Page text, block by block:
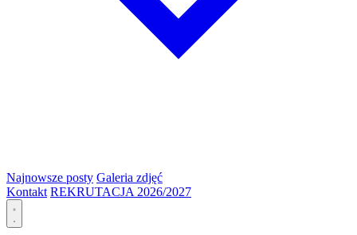
Najnowsze posty Galeria zdjęć
Kontakt REKRUTACJA 2026/2027